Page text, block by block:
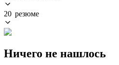
20 резюме
Ничего не нашлось